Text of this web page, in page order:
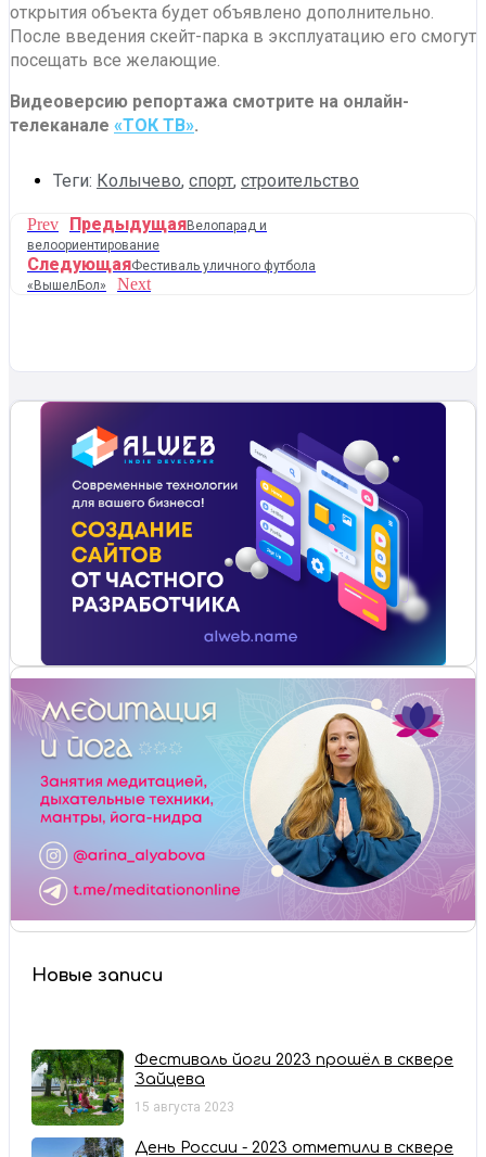
открытия объекта будет объявлено дополнительно.
После введения скейт-парка в эксплуатацию его смогут
посещать все желающие.
Видеоверсию репортажа смотрите на онлайн-
телеканале «ТОК ТВ».
Теги: Колычево, спорт, строительство
Prev ПредыдущаяВелопарад и
велоориентирование
СледующаяФестиваль уличного футбола
«ВышелБол»
Next
Новые записи
Фестиваль йоги 2023 прошёл в сквере
Зайцева
15 августа 2023
День России - 2023 отметили в сквере